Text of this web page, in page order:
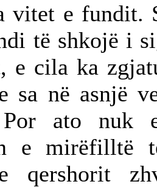
vitet e fundit.
të shkojë i
e cila ka
sa në asnjë
Por ato nuk
e mirëfilltë
qershorit